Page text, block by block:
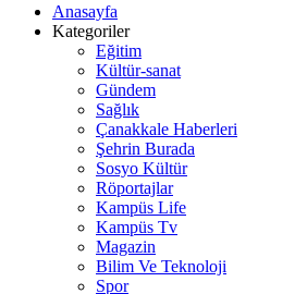
Anasayfa
Kategoriler
Eğitim
Kültür-sanat
Gündem
Sağlık
Çanakkale Haberleri
Şehrin Burada
Sosyo Kültür
Röportajlar
Kampüs Life
Kampüs Tv
Magazin
Bilim Ve Teknoloji
Spor